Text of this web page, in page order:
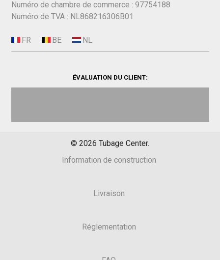
Numéro de chambre de commerce : 97754188
Numéro de TVA : NL868216306B01
ÉVALUATION DU CLIENT:
© 2026 Tubage Center.
Information de construction
Livraison
Réglementation